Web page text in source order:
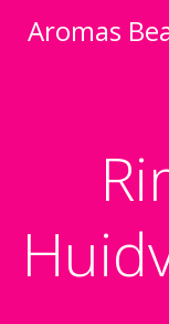
Aromas